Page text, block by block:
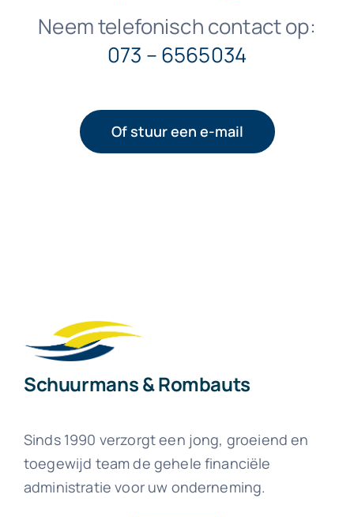
Neem telefonisch contact op:
073 – 6565034
Of stuur een e-mail
Schuurmans & Rombauts
Sinds 1990 verzorgt een jong, groeiend en
toegewijd team de gehele financiële
administratie voor uw onderneming.